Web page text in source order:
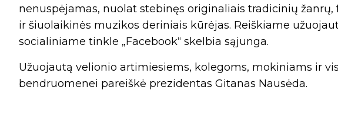
nenuspėjamas, nuolat stebinęs originaliais tradicinių
ir šiuolaikinės muzikos deriniais kūrėjas. Reiškiame
socialiniame tinkle „Facebook“ skelbia sąjunga.
Užuojautą velionio artimiesiems, kolegoms, mokiniams ir
bendruomenei pareiškė prezidentas Gitanas Nausėda.